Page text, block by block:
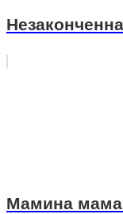
Мамина мама